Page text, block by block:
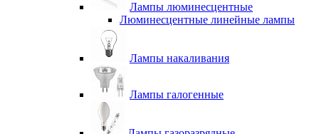
Лампы люминесцентные
Люминесцентные линейные лампы
Лампы накаливания
Лампы галогенные